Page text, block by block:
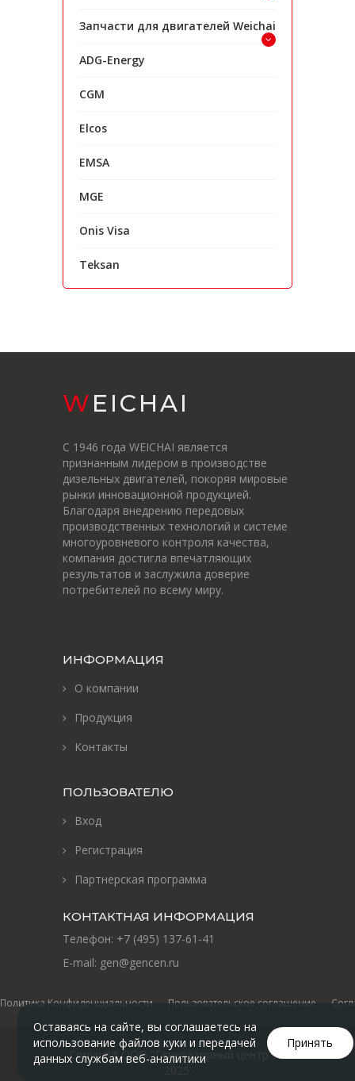
Запчасти для двигателей Weichai
ADG-Energy
CGM
Elcos
EMSA
MGE
Onis Visa
Teksan
WEICHAI
С 1946 года WEICHAI является
признанным лидером в производстве
дизельных двигателей, покоряя мировые
рынки инновационной продукцией.
Благодаря внедрению передовых
производственных технологий и системе
многоуровневого контроля качества,
компания достигла впечатляющих
результатов и заслужила доверие
потребителей по всему миру.
ИНФОРМАЦИЯ
О компании
Продукция
Контакты
ПОЛЬЗОВАТЕЛЮ
Вход
Регистрация
Партнерская программа
КОНТАКТНАЯ ИНФОРМАЦИЯ
Телефон: +7 (495) 137-61-41
E-mail: gen@gencen.ru
Политика Конфиденциальности Пользовательское соглашение
Copyright ООО "Генераторный центр" ©
Оставаясь на сайте, вы соглашаетесь на
использование файлов куки и передачей
данных службам веб-аналитики
Принять